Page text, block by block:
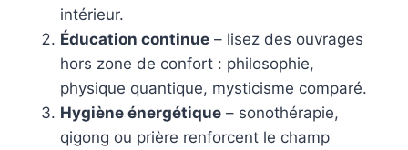
intérieur.
Éducation continue – lisez des ouvrages
hors zone de confort : philosophie,
physique quantique, mysticisme comparé.
Hygiène énergétique – sonothérapie,
qigong ou prière renforcent le champ